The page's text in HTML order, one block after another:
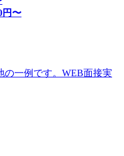
円〜
一例です。WEB面接実